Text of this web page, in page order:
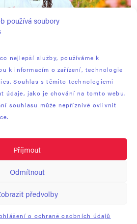
používá soubory
nejlepší služby, používáme k
k informacím o zařízení, technologie
Souhlas s těmito technologiemi
údaje, jako je chování na tomto webu.
souhlasu může nepříznivě ovlivnit
Příjmout
Odmítnout
předvolby
o ochraně osobních údajů
FESTIVAL / 12.6.2026